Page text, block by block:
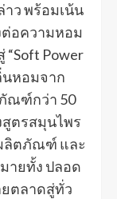
ว พร้อมเน้น
อความหอม
Power
นหอมจาก
ณฑ์กว่า 50
ตรสมุนไพร
ลิตภัณฑ์ และ
ายทั้ง ปลอด
ยตลาดสู่ทั่ว